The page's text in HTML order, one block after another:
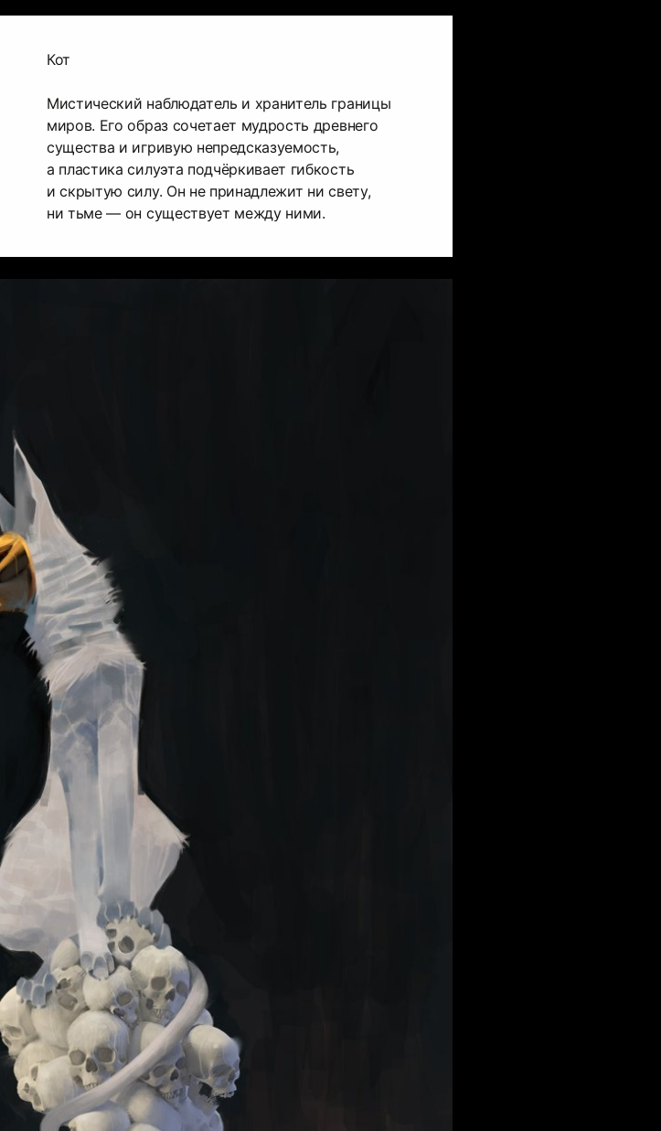
Кот
Мистический наблюдатель и хранитель границы
миров. Его образ сочетает мудрость древнего
существа и игривую непредсказуемость,
а пластика силуэта подчёркивает гибкость
и скрытую силу. Он не принадлежит ни свету,
ни тьме — он существует между ними.